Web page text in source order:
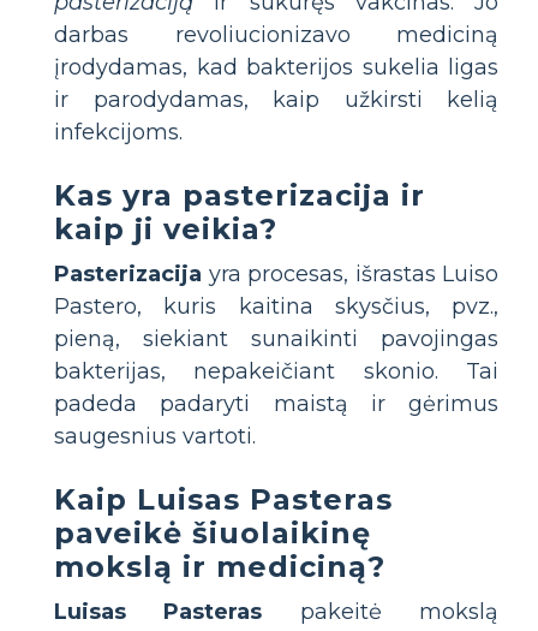
darbas revoliucionizavo mediciną
įrodydamas, kad bakterijos sukelia ligas
ir parodydamas, kaip užkirsti kelią
infekcijoms.
Kas yra pasterizacija ir
kaip ji veikia?
Pasterizacija yra procesas, išrastas Luiso
Pastero, kuris kaitina skysčius, pvz.,
pieną, siekiant sunaikinti pavojingas
bakterijas, nepakeičiant skonio. Tai
padeda padaryti maistą ir gėrimus
saugesnius vartoti.
Kaip Luisas Pasteras
paveikė šiuolaikinę
mokslą ir mediciną?
Luisas Pasteras pakeitė mokslą